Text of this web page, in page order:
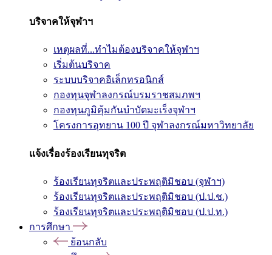
บริจาคให้จุฬาฯ
เหตุผลที่...ทำไมต้องบริจาคให้จุฬาฯ
เริ่มต้นบริจาค
ระบบบริจาคอิเล็กทรอนิกส์
กองทุนจุฬาลงกรณ์บรมราชสมภพฯ
กองทุนภูมิคุ้มกันบำบัดมะเร็งจุฬาฯ
โครงการอุทยาน 100 ปี จุฬาลงกรณ์มหาวิทยาลัย
แจ้งเรื่องร้องเรียนทุจริต
ร้องเรียนทุจริตและประพฤติมิชอบ (จุฬาฯ)
ร้องเรียนทุจริตและประพฤติมิชอบ (ป.ป.ช.)
ร้องเรียนทุจริตและประพฤติมิชอบ (ป.ป.ท.)
การศึกษา
ย้อนกลับ